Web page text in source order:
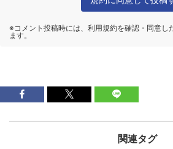
関連タグ